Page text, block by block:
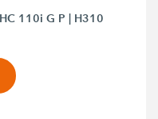
110i G P | H310